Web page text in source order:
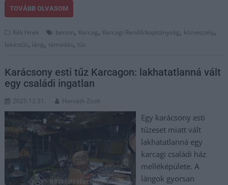
TOVÁBB OLVASOM
Kék hírek benzin, Karcag, Karcagi Rendőrkapitányság, közveszély,
lakástűz, láng, támadás, tűz
Karácsony esti tűz Karcagon: lakhatatlanná vált
egy családi ingatlan
2025.12.31. Horváth Zsolt
Egy karácsony esti
tűzeset miatt vált
lakhatatlanná egy
karcagi családi ház
melléképülete. A
lángok gyorsan